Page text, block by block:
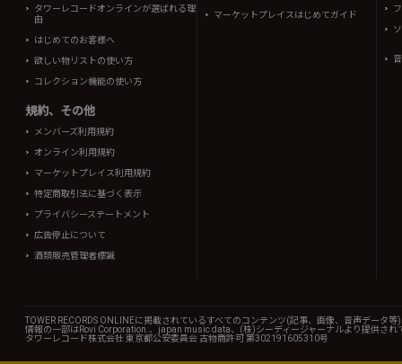
タワーレコードオンラインが選ばれる理
由
はじめてのお客様へ
欲しい物リストの使い方
コレクション機能の使い方
規約、その他
メンバーズ利用規約
オンライン利用規約
マーケットプレイス利用規約
特定商取引法に基づく表示
プライバシーステートメント
広告停止について
酒類販売管理者標識
マーケットプレイスはじめてガイド
TOWER RECORDS ONLINEに掲載されているすべてのコンテンツ(記事、画像、音声データ
情報の一部はRovi Corporation.、japan music data、(株)シーディージャーナルより提供され
タワーレコード株式会社 東京都公安委員会 古物商許可 第302191605310号